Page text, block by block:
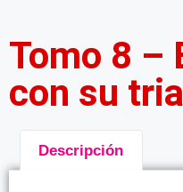
Tomo 8 –
con su
Descripción